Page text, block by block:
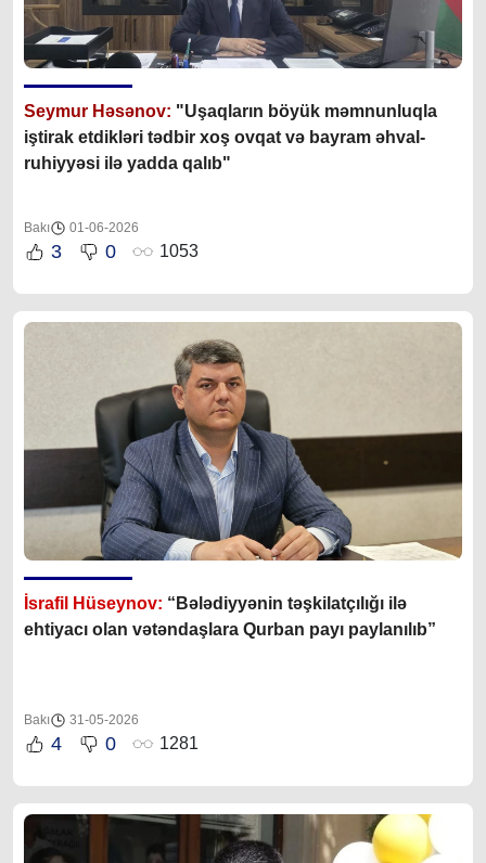
Seymur Həsənov: "Uşaqların böyük məmnunluqla
iştirak etdikləri tədbir xoş ovqat və bayram əhval-
ruhiyyəsi ilə yadda qalıb"
Bakı 01-06-2026
3 0 1053
İsrafil Hüseynov: “Bələdiyyənin təşkilatçılığı ilə
ehtiyacı olan vətəndaşlara Qurban payı paylanılıb”
Bakı 31-05-2026
4 0 1281